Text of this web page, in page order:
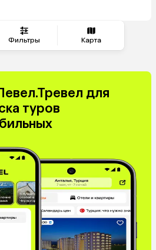
Фильтры Карта
для
туров